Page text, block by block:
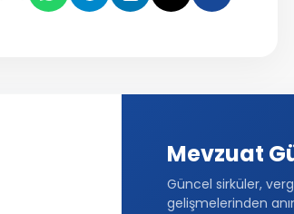
Mevzuat
Güncel sirküler,
gelişmelerinden